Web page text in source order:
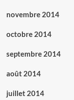
novembre 2014
octobre 2014
septembre 2014
août 2014
juillet 2014